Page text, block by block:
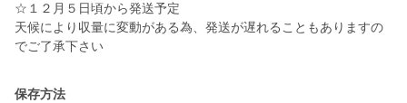
☆１２月５日頃から発送予定
天候により収量に変動がある為、発送が遅れることもありますの
保存方法